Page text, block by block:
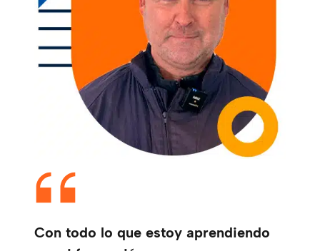
Con todo lo que estoy aprendiendo